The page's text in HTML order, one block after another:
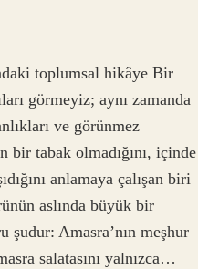
toplumsal hikâye Bir
görmeyiz; aynı zamanda
ve görünmez
bir tabak olmadığını, içinde
anlamaya çalışan biri
aslında büyük bir
Amasra’nın meşhur
salatasını yalnızca…